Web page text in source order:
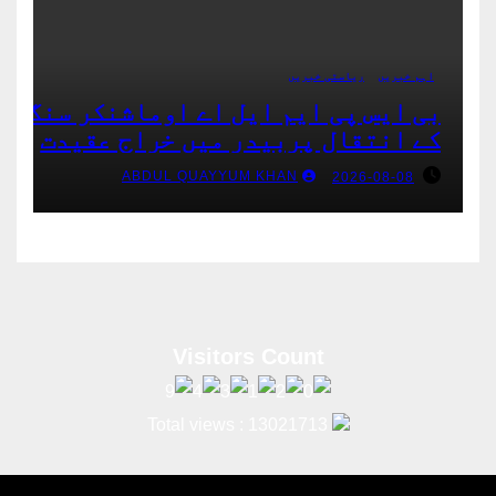
اہم خبریں ریاستی خبریں
بی ایس پی ایم ایل اے اوماشنکر سنگھ
کے انتقال پربیدر میں خراج عقیدت
2026-08-08
ABDUL QUAYYUM KHAN
Total views : 13021713